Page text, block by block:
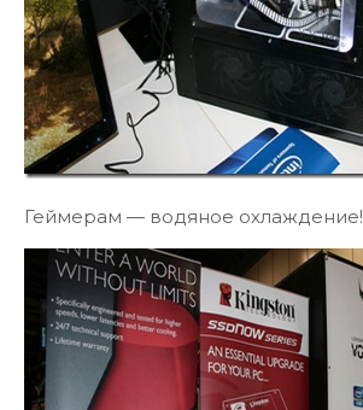
Геймерам — водяное охлаждение!